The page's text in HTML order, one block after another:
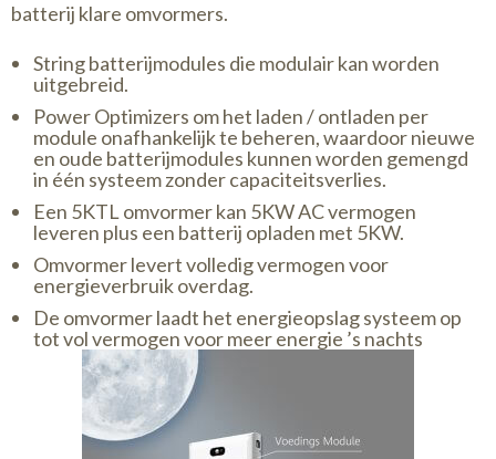
batterij klare omvormers.
String batterijmodules die modulair kan worden
uitgebreid.
Power Optimizers om het laden / ontladen per
module onafhankelijk te beheren, waardoor nieuwe
en oude batterijmodules kunnen worden gemengd
in één systeem zonder capaciteitsverlies.
Een 5KTL omvormer kan 5KW AC vermogen
leveren plus een batterij opladen met 5KW.
Omvormer levert volledig vermogen voor
energieverbruik overdag.
De omvormer laadt het energieopslag systeem op
tot vol vermogen voor meer energie ’s nachts